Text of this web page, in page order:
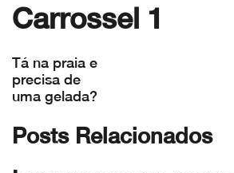
Carrossel 1
Tá na praia e
precisa de
uma gelada?
Posts Relacionados